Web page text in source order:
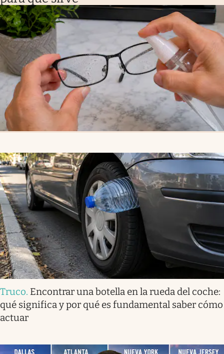
Truco. Encontrar una botella en la rueda del coche:
qué significa y por qué es fundamental saber cómo
actuar